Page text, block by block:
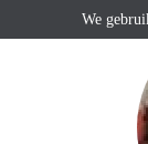
We